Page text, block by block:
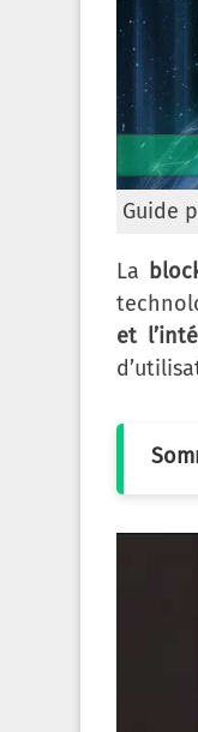
Guide
La
et